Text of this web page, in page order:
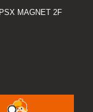
MAGNET 2F